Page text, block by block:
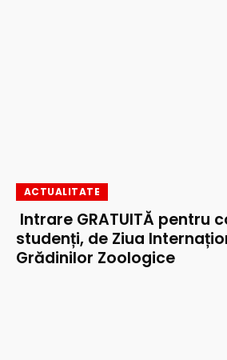
ACTUALITATE
Intrare GRATUITĂ pentru
studenți, de Ziua
Grădinilor Zoologice